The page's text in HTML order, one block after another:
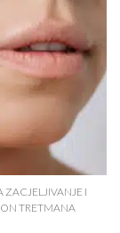
ZACJELJIVANJE I
TRETMANA